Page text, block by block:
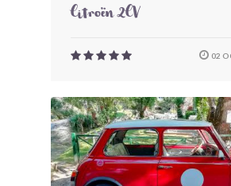
Citroën 2CV
02